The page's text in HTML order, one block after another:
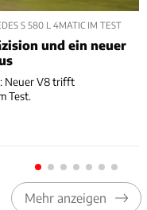
S 580 L 4MATIC IM TEST
und ein neuer
Neuer V8 trifft
Test.
Mehr anzeigen